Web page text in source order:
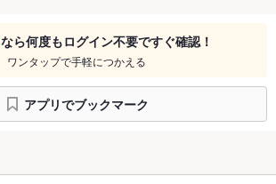
なら何度もログイン不要ですぐ確認！
ワンタップで手軽につかえる
アプリでブックマーク